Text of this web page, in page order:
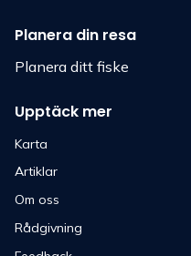
Planera din resa
Planera ditt fiske
Upptäck mer
Karta
Artiklar
Om oss
Rådgivning